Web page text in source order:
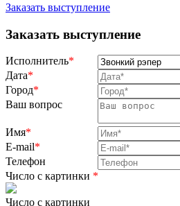
Заказать выступление
Заказать выступление
Исполнитель*
Дата*
Город*
Ваш вопрос
Имя*
E-mail*
Телефон
Число с картинки *
Число с картинки